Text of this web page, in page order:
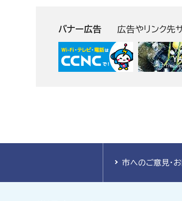
バナー広告 広告やリンク先
市へのご意見・